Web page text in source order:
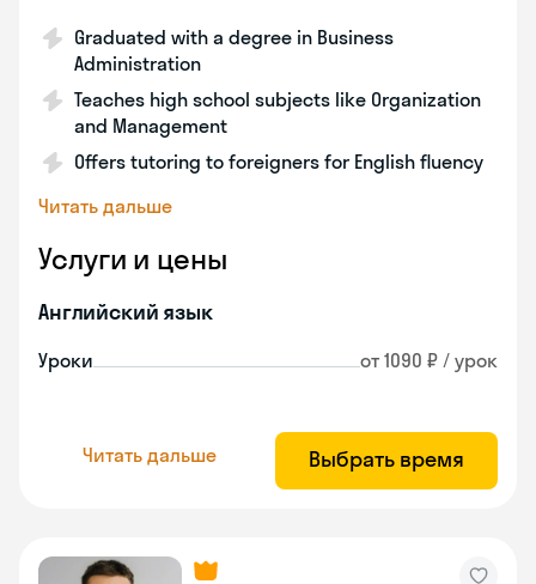
Graduated with a degree in Business
Administration
Teaches high school subjects like Organization
and Management
Offers tutoring to foreigners for English fluency
Читать дальше
Услуги и цены
Английский язык
Уроки от 1090 ₽ / урок
Читать дальше Выбрать время